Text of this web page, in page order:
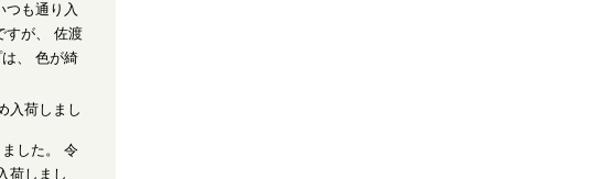
つも通り入
すが、 佐渡
、 色が綺
入荷しまし
した。 令
荷しまし